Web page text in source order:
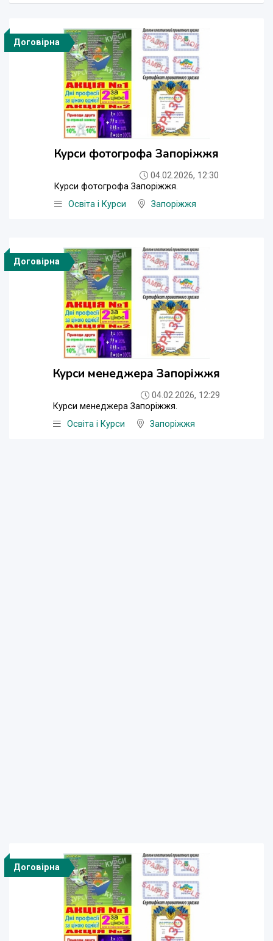
Договірна
Курси фотогрофа Запоріжжя
04.02.2026, 12:30
Курси фотогрофа Запоріжжя.
Освіта і Курси
Запоріжжя
Договірна
Курси менеджера Запоріжжя
04.02.2026, 12:29
Курси менеджера Запоріжжя.
Освіта і Курси
Запоріжжя
Договірна